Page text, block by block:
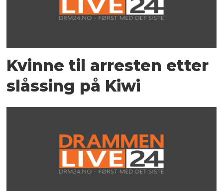
Kvinne til arresten etter
slåssing på Kiwi